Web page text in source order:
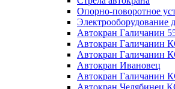
Опорно-поворотное
Электрооборудование
Автокран Галичанин
Автокран Галичанин
Автокран Галичанин
Автокран Ивановец
Автокран Галичанин
Автокран Челябинец